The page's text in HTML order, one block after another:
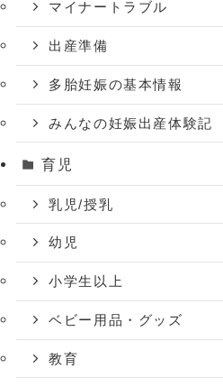
マイナートラブル
出産準備
多胎妊娠の基本情報
みんなの妊娠出産体験記
育児
乳児/授乳
幼児
小学生以上
ベビー用品・グッズ
教育